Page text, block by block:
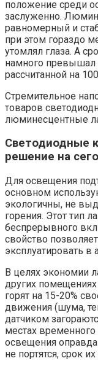
положение среди
заслуженно.
равномерный и
при этом гораздо
утомлял глаза. А
намного превышал
рассчитанной на
Стремительное
товаров
люминесцентные
Светодиодные
решение на
Для освещения
основном
экологичны, не
горения. Этот тип
беспрерывного
свойство
эксплуатировать
В целях экономии
других
горят на 15-20%
движения (шума,
датчиком
местах
освещения
не портятся, срок